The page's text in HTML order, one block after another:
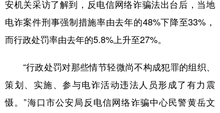
安机关采访了解到，反电信网络诈骗法出台后，当地
电诈案件刑事强制措施率由去年的48%下降至33%，
而行政处罚率由去年的5.8%上升至27%。
“行政处罚对那些情节轻微尚不构成犯罪的组织、
策划、实施、参与电诈活动违法人员形成了有力震
慑。”海口市公安局反电信网络诈骗中心民警黄岳文